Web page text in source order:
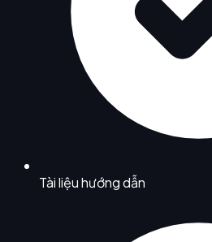
Tài liệu hướng dẫn